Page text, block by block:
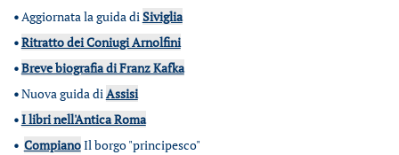
•Aggiornata la guida diSiviglia
•Ritratto dei Coniugi Arnolfini
•Breve biografia di Franz Kafka
•Nuova guida diAssisi
•I libri nell'Antica Roma
• CompianoIl borgo "principesco"